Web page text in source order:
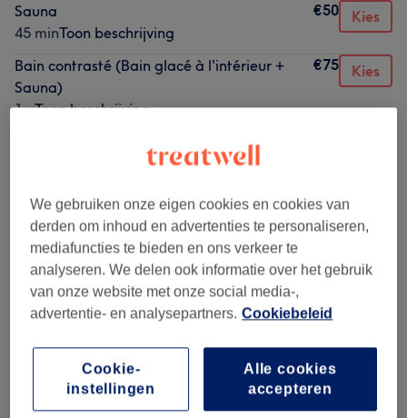
Sauna
45 minToon beschrijving
€50 Kies
Bain contrasté (Bain glacé à l'intérieur +
Sauna)
1 uToon beschrijving
€75 Kies
Alle behandelingen
Bestseller (3 ) vanaf €50
Reviews
5,0 20 reviews
We gebruiken onze eigen cookies en cookies van
derden om inhoud en advertenties te personaliseren,
mediafuncties te bieden en ons verkeer te
analyseren. We delen ook informatie over het gebruik
van onze website met onze social media-,
advertentie- en analysepartners. Cookiebeleid
Alle cookies
accepteren
Cookie-
instellingen